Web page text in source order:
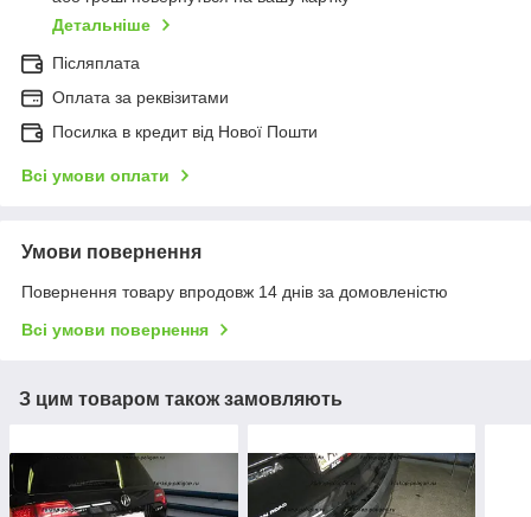
Детальніше
Післяплата
Оплата за реквізитами
Посилка в кредит від Нової Пошти
Всі умови оплати
Умови повернення
Повернення товару впродовж 14 днів за домовленістю
Всі умови повернення
З цим товаром також замовляють